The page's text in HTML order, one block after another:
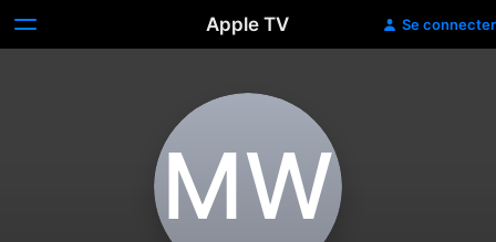
Apple TV Se connecter
M‌W